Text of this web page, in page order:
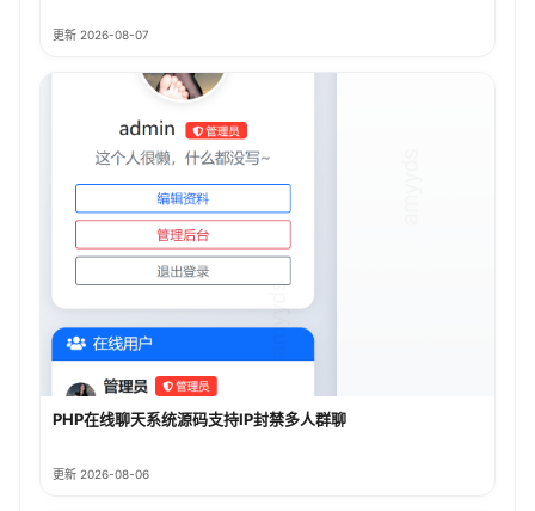
更新 2026-08-07
PHP在线聊天系统源码支持IP封禁多人群聊
更新 2026-08-06